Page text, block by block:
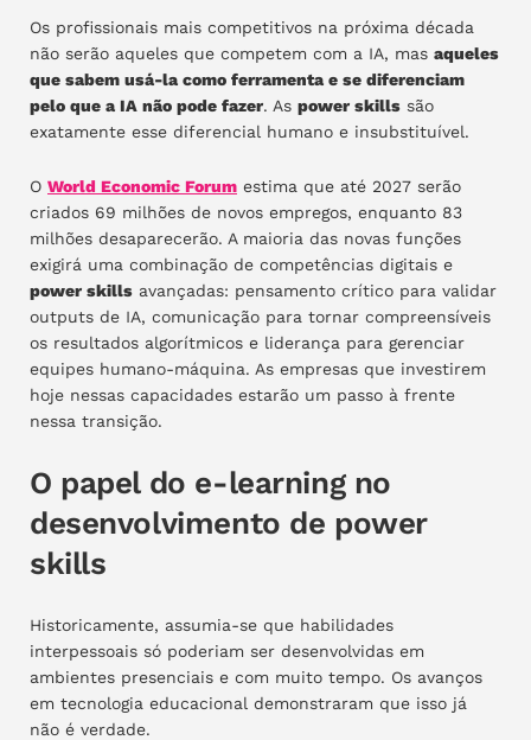
Os profissionais mais competitivos na próxima década
não serão aqueles que competem com a IA, mas aqueles
que sabem usá-la como ferramenta e se diferenciam
pelo que a IA não pode fazer. As power skills são
exatamente esse diferencial humano e insubstituível.
O World Economic Forum estima que até 2027 serão
criados 69 milhões de novos empregos, enquanto 83
milhões desaparecerão. A maioria das novas funções
exigirá uma combinação de competências digitais e
power skills avançadas: pensamento crítico para validar
outputs de IA, comunicação para tornar compreensíveis
os resultados algorítmicos e liderança para gerenciar
equipes humano-máquina. As empresas que investirem
hoje nessas capacidades estarão um passo à frente
nessa transição.
O papel do e-learning no
desenvolvimento de power
skills
Historicamente, assumia-se que habilidades
interpessoais só poderiam ser desenvolvidas em
ambientes presenciais e com muito tempo. Os avanços
em tecnologia educacional demonstraram que isso já
não é verdade.